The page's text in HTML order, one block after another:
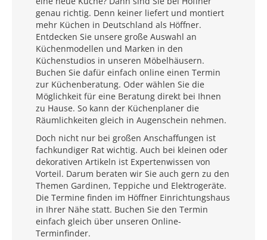
genau richtig. Denn keiner liefert und montiert
mehr Küchen in Deutschland als Höffner.
Entdecken Sie unsere große Auswahl an
Küchenmodellen und Marken in den
Küchenstudios in unseren Möbelhäusern.
Buchen Sie dafür einfach online einen Termin
zur Küchenberatung. Oder wählen Sie die
Möglichkeit für eine Beratung direkt bei Ihnen
zu Hause. So kann der Küchenplaner die
Räumlichkeiten gleich in Augenschein nehmen.
Doch nicht nur bei großen Anschaffungen ist
fachkundiger Rat wichtig. Auch bei kleinen oder
dekorativen Artikeln ist Expertenwissen von
Vorteil. Darum beraten wir Sie auch gern zu den
Themen Gardinen, Teppiche und Elektrogeräte.
Die Termine finden im Höffner Einrichtungshaus
in Ihrer Nähe statt. Buchen Sie den Termin
einfach gleich über unseren Online-
Terminfinder.